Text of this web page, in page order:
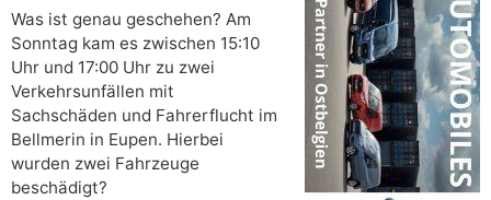
Was ist genau geschehen? Am
Sonntag kam es zwischen 15:10
Uhr und 17:00 Uhr zu zwei
Verkehrsunfällen mit
Sachschäden und Fahrerflucht im
Bellmerin in Eupen. Hierbei
wurden zwei Fahrzeuge
beschädigt?